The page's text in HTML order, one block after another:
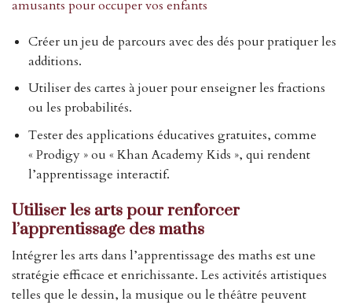
amusants pour occuper vos enfants
Créer un jeu de parcours avec des dés pour pratiquer les
additions.
Utiliser des cartes à jouer pour enseigner les fractions
ou les probabilités.
Tester des applications éducatives gratuites, comme
« Prodigy » ou « Khan Academy Kids », qui rendent
l’apprentissage interactif.
Utiliser les arts pour renforcer
l’apprentissage des maths
Intégrer les arts dans l’apprentissage des maths est une
stratégie efficace et enrichissante. Les activités artistiques
telles que le dessin, la musique ou le théâtre peuvent